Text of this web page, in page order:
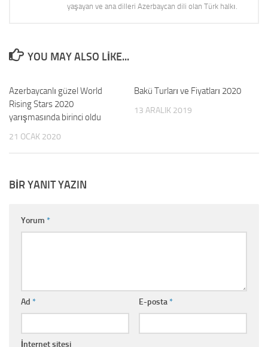
yaşayan ve ana dilleri Azerbaycan dili olan Türk halkı.
YOU MAY ALSO LIKE...
Azerbaycanlı güzel World
Rising Stars 2020
yarışmasında birinci oldu
21 OCAK 2020
Bakü Turları ve Fiyatları 2020
13 ARALIK 2019
BIR YANIT YAZIN
Yorum *
Ad * E-posta*
İnternet sitesi